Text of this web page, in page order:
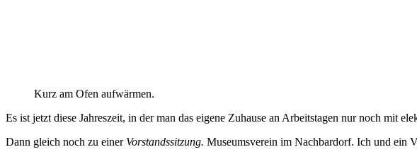
Kurz am Ofen aufwärmen.
Es ist jetzt diese Jahreszeit, in der man das eigene Zuhause an Arbeitstagen nur noch mit
Dann gleich noch zu einer Vorstandssitzung. Museumsverein im Nachbardorf. Ich und ein